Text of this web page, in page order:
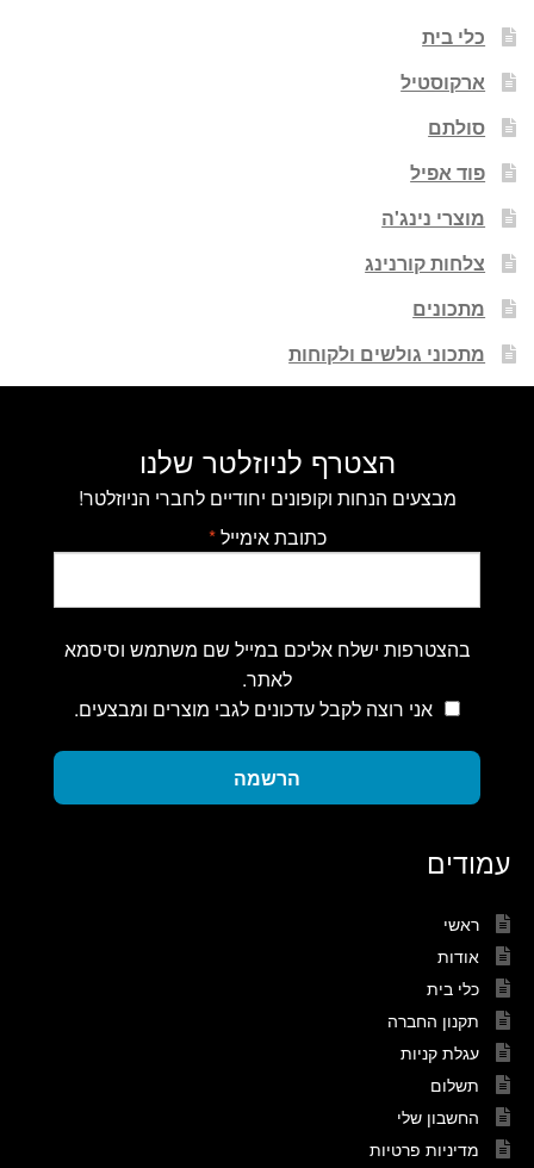
כלי בית
ארקוסטיל
סולתם
פוד אפיל
מוצרי נינג'ה
צלחות קורנינג
מתכונים
מתכוני גולשים ולקוחות
הצטרף לניוזלטר שלנו
מבצעים הנחות וקופונים יחודיים לחברי הניוזלטר!
כתובת אימייל*
בהצטרפות ישלח אליכם במייל שם משתמש וסיסמא
לאתר.
אני רוצה לקבל עדכונים לגבי מוצרים ומבצעים.
הרשמה
עמודים
ראשי
אודות
כלי בית
תקנון החברה
עגלת קניות
תשלום
החשבון שלי
מדיניות פרטיות